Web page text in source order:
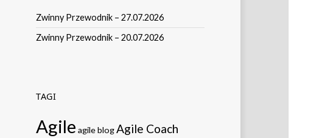
Zwinny Przewodnik – 27.07.2026
Zwinny Przewodnik – 20.07.2026
TAGI
Agile agile blogAgile Coach